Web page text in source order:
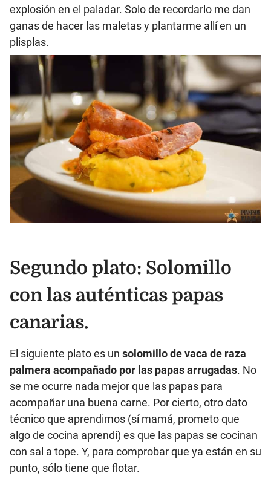
explosión en el paladar. Solo de recordarlo me dan
ganas de hacer las maletas y plantarme allí en un
plisplas.
Segundo plato: Solomillo
con las auténticas papas
canarias.
El siguiente plato es un solomillo de vaca de raza
palmera acompañado por las papas arrugadas. No
se me ocurre nada mejor que las papas para
acompañar una buena carne. Por cierto, otro dato
técnico que aprendimos (sí mamá, prometo que
algo de cocina aprendí) es que las papas se cocinan
con sal a tope. Y, para comprobar que ya están en su
punto, sólo tiene que flotar.